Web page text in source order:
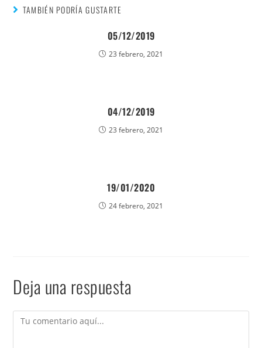
TAMBIÉN PODRÍA GUSTARTE
05/12/2019
23 febrero, 2021
04/12/2019
23 febrero, 2021
19/01/2020
24 febrero, 2021
Deja una respuesta